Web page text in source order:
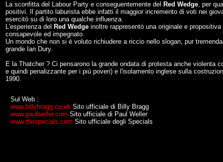
La sconfitta del Labour Party e conseguentemente del Red Wedge, per
positivi. Il partito laburista ebbe infatti il maggior incremento di voti nei
esercitò su di loro una qualche influenza.
L'esperienza del Red Wedge inoltre rappresentò una originale e
consapevole ed impegnato.
Un mondo che non si è voluto richiudere a riccio nello slogan, pur
grande Ian Dury.
E la Thatcher ? Ci pensarono la grande ondata di protesta anche violenta
e quindi penalizzante per i più poveri) e l'isolamento inglese sulla
1990.
Sul Web :
www.billybragg.co.uk Sito ufficiale di Billy Bragg
www.paulweller.com Sito ufficiale di Paul Weller
www.thespecials.com Sito ufficiale degli Specials